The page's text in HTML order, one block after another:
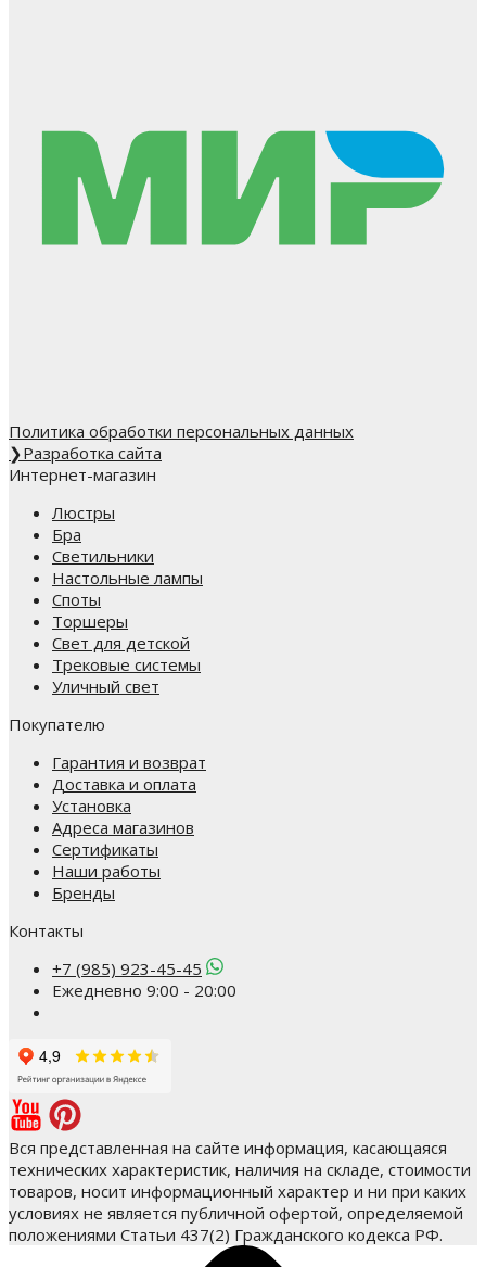
Политика обработки персональных данных
❯Разработка сайта
Интернет-магазин
Люстры
Бра
Светильники
Настольные лампы
Споты
Торшеры
Свет для детской
Трековые системы
Уличный свет
Покупателю
Гарантия и возврат
Доставка и оплата
Установка
Адреса магазинов
Сертификаты
Наши работы
Бренды
Контакты
+7 (985) 923-45-45
Ежедневно 9:00 - 20:00
Вся представленная на сайте информация, касающаяся
технических характеристик, наличия на складе, стоимости
товаров, носит информационный характер и ни при каких
условиях не является публичной офертой, определяемой
положениями Статьи 437(2) Гражданского кодекса РФ.